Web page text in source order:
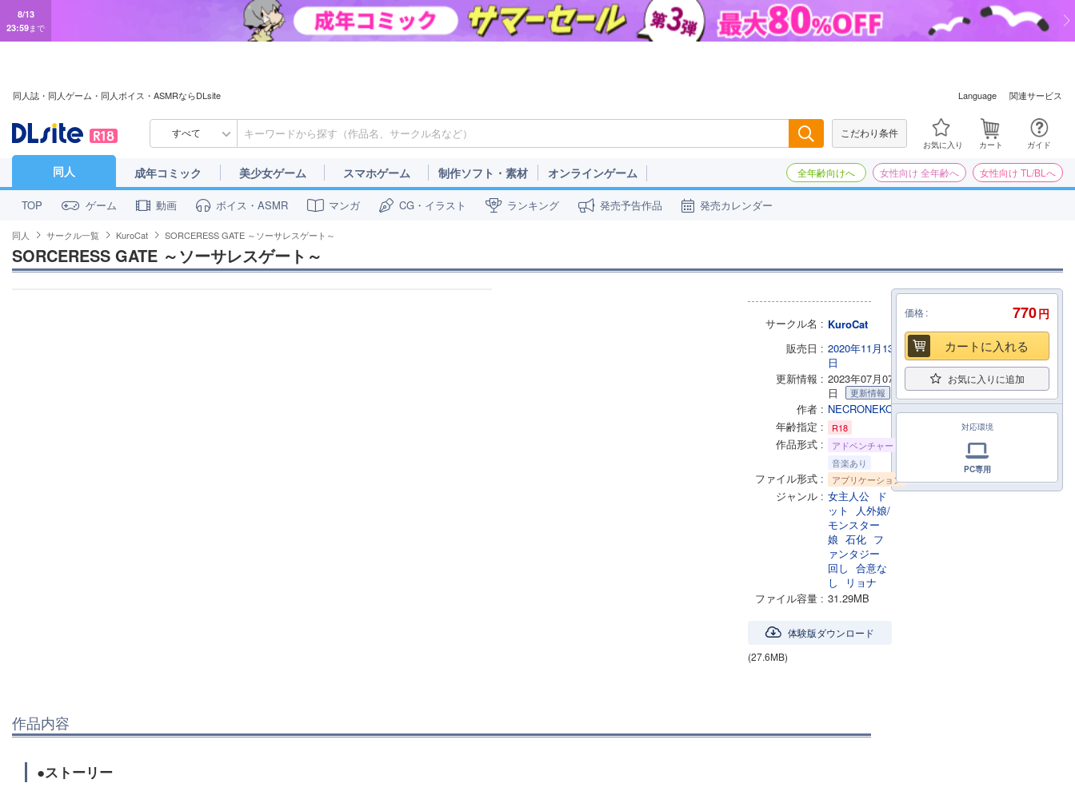
8/13
23:59まで
同人誌・同人ゲーム・同人ボイス・ASMRならDLsite Language 関連サービス
すべて こだわり条件
お気に入り カート ガイド
同人 成年コミック 美少女ゲーム スマホゲーム 制作ソフト・素材 オンラインゲーム 全年齢向けへ 女性向け 全年齢へ 女性向け TL/BLへ
TOP ゲーム 動画 ボイス・ASMR マンガ CG・イラスト ランキング 発売予告作品 発売カレンダー
同人 サークル一覧 KuroCat SORCERESS GATE ～ソーサレスゲート～
SORCERESS GATE ～ソーサレスゲート～
サークル名
KuroCat
販売日
2020年11月13
日
更新情報
2023年07月07
日
更新情報
作者
NECRONEKO
年齢指定
R18
作品形式
アドベンチャー
音楽あり
ファイル形式 アプリケーション
ジャンル 女主人公
ド
ット
人外娘/
モンスター
娘 石化 フ
ァンタジー
回し 合意な
し
リョナ
ファイル容量
31.29MB
体験版ダウンロード
(27.6MB)
作品内容
●ストーリー
価格 770円
カートに入れる
お気に入りに追加
対応環境
PC専用